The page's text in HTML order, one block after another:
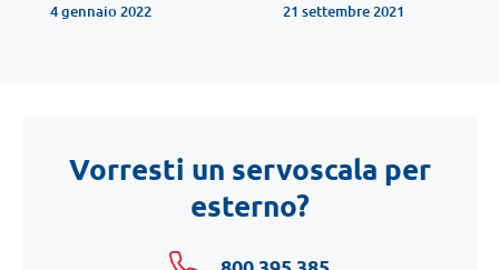
4 gennaio 2022 21 settembre 2021
Vorresti un servoscala per
esterno?